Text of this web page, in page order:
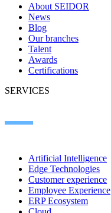
About SEIDOR
News
Blog
Our branches
Talent
Awards
Certifications
SERVICES
Artificial Intelligence
Edge Technologies
Customer experience
Employee Experience
ERP Ecosystem